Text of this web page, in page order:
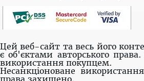
Цей веб-сайт та весь його
є об'єктами авторського
використання покупцем.
Несанкціоноване
права захищено.